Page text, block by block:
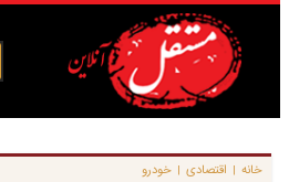
خانه | اقتصادی | خودرو